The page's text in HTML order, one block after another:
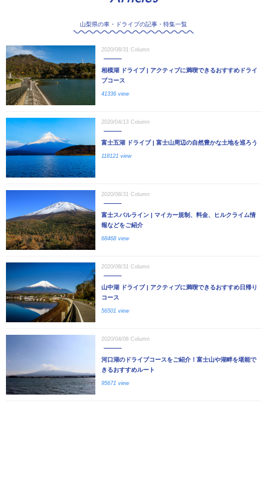
山梨県の車・ドライブの記事・特集一覧
2020/08/31 Column
相模湖 ドライブ | アクティブに満喫できるおすすめドライ
ブコース
41336 view
2020/04/13 Column
富士五湖 ドライブ | 富士山周辺の自然豊かな土地を巡ろう
118121 view
2020/08/31 Column
富士スバルライン | マイカー規制、料金、ヒルクライム情
報などをご紹介
68468 view
2020/08/31 Column
山中湖 ドライブ | アクティブに満喫できるおすすめ日帰り
コース
56501 view
2020/04/08 Column
河口湖のドライブコースをご紹介！富士山や湖畔を堪能で
きるおすすめルート
95671 view